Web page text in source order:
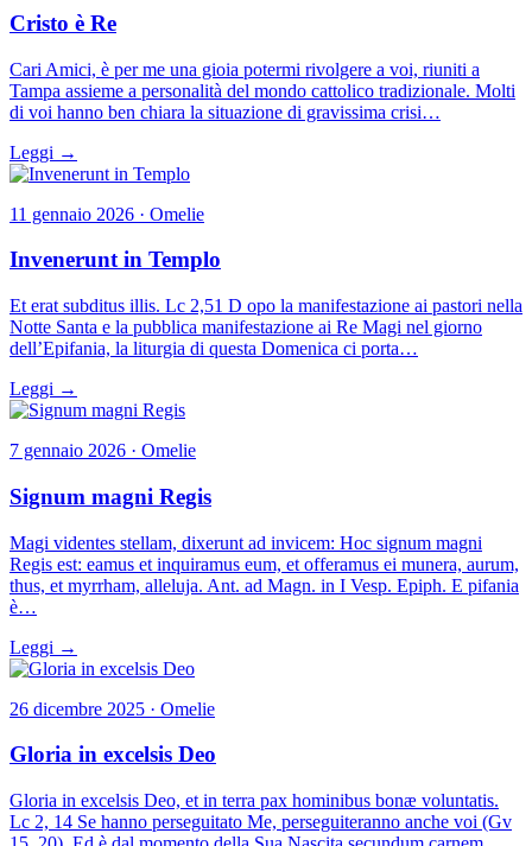
Cristo è Re
Cari Amici, è per me una gioia potermi rivolgere a voi, riuniti a
Tampa assieme a personalità del mondo cattolico tradizionale. Molti
di voi hanno ben chiara la situazione di gravissima crisi…
Leggi →
11 gennaio 2026 · Omelie
Invenerunt in Templo
Et erat subditus illis. Lc 2,51 D opo la manifestazione ai pastori nella
Notte Santa e la pubblica manifestazione ai Re Magi nel giorno
dell’Epifania, la liturgia di questa Domenica ci porta…
Leggi →
7 gennaio 2026 · Omelie
Signum magni Regis
Magi videntes stellam, dixerunt ad invicem: Hoc signum magni
Regis est: eamus et inquiramus eum, et offeramus ei munera, aurum,
thus, et myrrham, alleluja. Ant. ad Magn. in I Vesp. Epiph. E pifania
è…
Leggi →
26 dicembre 2025 · Omelie
Gloria in excelsis Deo
Gloria in excelsis Deo, et in terra pax hominibus bonæ voluntatis.
Lc 2, 14 Se hanno perseguitato Me, perseguiteranno anche voi (Gv